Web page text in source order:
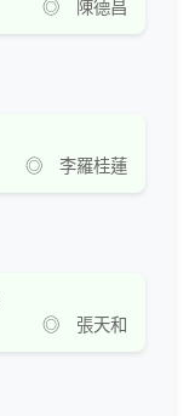
◎ 陳德昌
◎ 李羅桂蓮
◎ 張天和